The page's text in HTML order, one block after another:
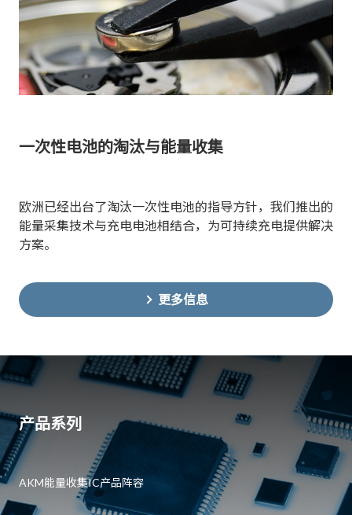
一次性电池的淘汰与能量收集
欧洲已经出台了淘汰一次性电池的指导方针，我们推出的
能量采集技术与充电电池相结合，为可持续充电提供解决
方案。
更多信息
产品系列
AKM能量收集IC产品阵容